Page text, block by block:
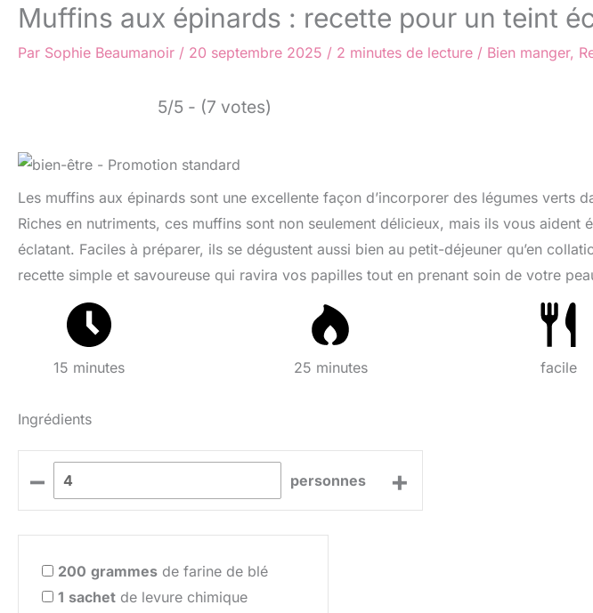
Muffins aux épinards : recette pour un teint
Par Sophie Beaumanoir / 20 septembre 2025 / 2 minutes de lecture / Bien manger,
5/5 - (7 votes)
Les muffins aux épinards sont une excellente façon d’incorporer des légumes verts
Riches en nutriments, ces muffins sont non seulement délicieux, mais ils vous aident
éclatant. Faciles à préparer, ils se dégustent aussi bien au petit-déjeuner qu’en
recette simple et savoureuse qui ravira vos papilles tout en prenant soin de votre
15 minutes 25 minutes facile
Ingrédients
– personnes +
200 grammes de farine de blé
1 sachet de levure chimique